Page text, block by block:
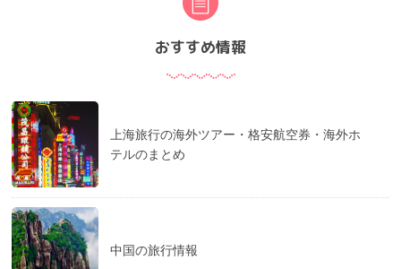
おすすめ情報
上海旅行の海外ツアー・格安航空券・海外ホ
テルのまとめ
中国の旅行情報